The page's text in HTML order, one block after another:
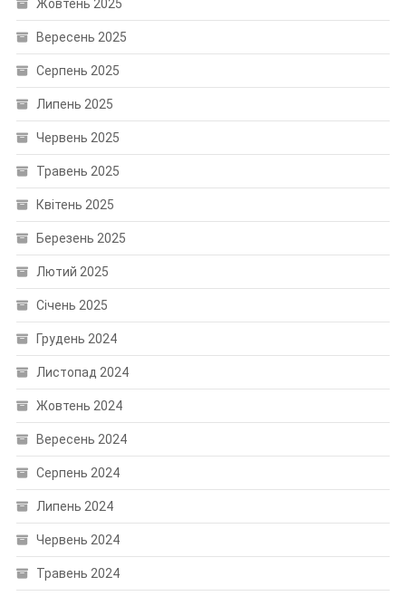
Жовтень 2025
Вересень 2025
Серпень 2025
Липень 2025
Червень 2025
Травень 2025
Квітень 2025
Березень 2025
Лютий 2025
Січень 2025
Грудень 2024
Листопад 2024
Жовтень 2024
Вересень 2024
Серпень 2024
Липень 2024
Червень 2024
Травень 2024